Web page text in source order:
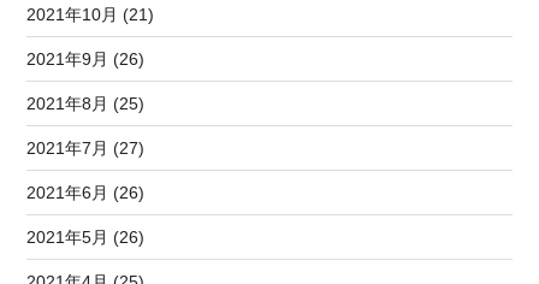
2021年10月 (21)
2021年9月 (26)
2021年8月 (25)
2021年7月 (27)
2021年6月 (26)
2021年5月 (26)